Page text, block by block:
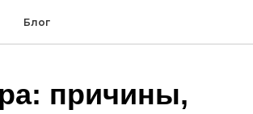
Блог
причины,